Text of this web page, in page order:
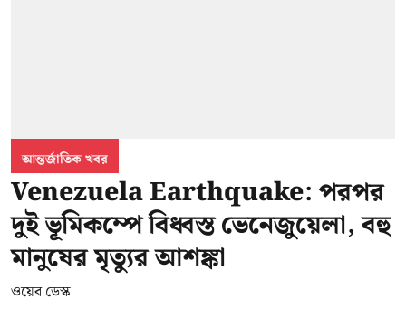
আন্তর্জাতিক খবর
Venezuela Earthquake: পরপর
দুই ভূমিকম্পে বিধ্বস্ত ভেনেজুয়েলা, বহু
মানুষের মৃত্যুর আশঙ্কা
ওয়েব ডেস্ক